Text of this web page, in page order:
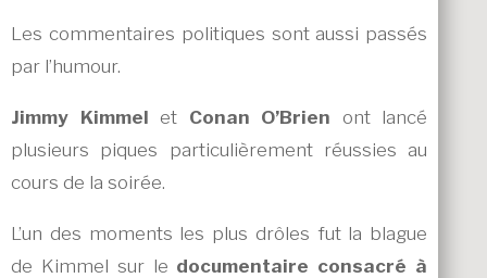
Les commentaires politiques sont aussi passés
par l’humour.
Jimmy Kimmel et Conan O’Brien ont lancé
plusieurs piques particulièrement réussies au
cours de la soirée.
L’un des moments les plus drôles fut la blague
de Kimmel sur le documentaire consacré à